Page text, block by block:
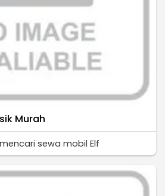
Murah
sewa mobil Elf